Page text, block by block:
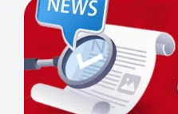
استفاده از اکسترودر
MK-۱۰
قیمت پایین با
کیفیت چاپ بالا